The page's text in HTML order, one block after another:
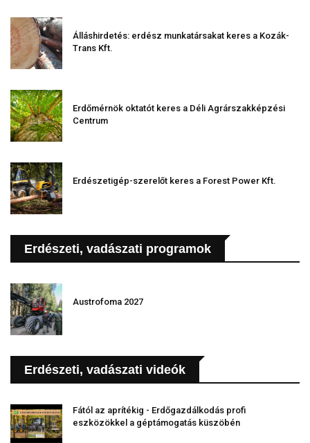
Álláshirdetés: erdész munkatársakat keres a Kozák-
Trans Kft.
Erdőmérnök oktatót keres a Déli Agrárszakképzési
Centrum
Erdészetigép-szerelőt keres a Forest Power Kft.
Erdészeti, vadászati programok
Austrofoma 2027
Erdészeti, vadászati videók
Fától az aprítékig - Erdőgazdálkodás profi
eszközökkel a géptámogatás küszöbén